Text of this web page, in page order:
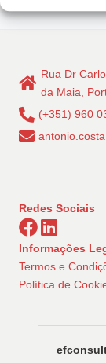
Rua Dr
da Maia,
(+351) 960
Redes Sociais
Informações
Termos e
Política de